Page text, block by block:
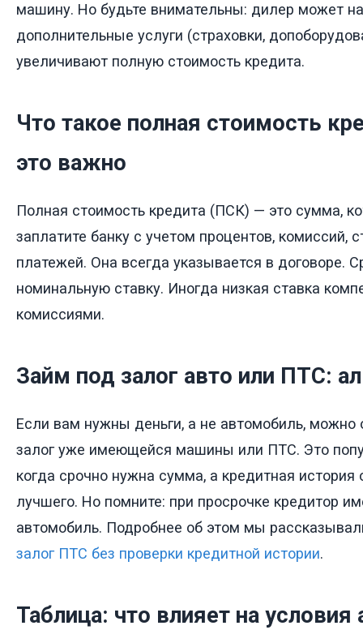
машину. Но будьте внимательны: дилер может
дополнительные услуги (страховки,
увеличивают полную стоимость кредита.
Что такое полная стоимость
это важно
Полная стоимость кредита (ПСК) — это сумма,
заплатите банку с учетом процентов, комиссий,
платежей. Она всегда указывается в договоре.
номинальную ставку. Иногда низкая ставка
комиссиями.
Займ под залог авто или ПТС:
Если вам нужны деньги, а не автомобиль,
залог уже имеющейся машины или ПТС. Это
когда срочно нужна сумма, а кредитная история
лучшего. Но помните: при просрочке кредитор
автомобиль. Подробнее об этом мы
залог ПТС без проверки кредитной истории.
Таблица: что влияет на условия